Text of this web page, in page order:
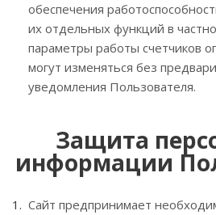
обеспечения
их отдельных функций в
параметры работы счетчиков
могут изменяться без
уведомления Пользователя.
Защита
информации
Сайт предпринимает